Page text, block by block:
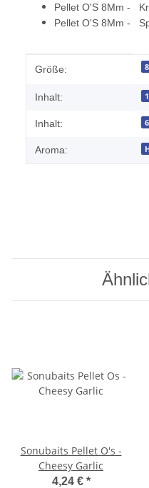
Pellet O'S 8Mm -
Pellet O'S 8Mm -
Produkteigenschaft
Wert
Größe:
Inhalt:
Inhalt:
Aroma:
Sonubaits Pellet O's -
Cheesy Garlic
4,24 € *